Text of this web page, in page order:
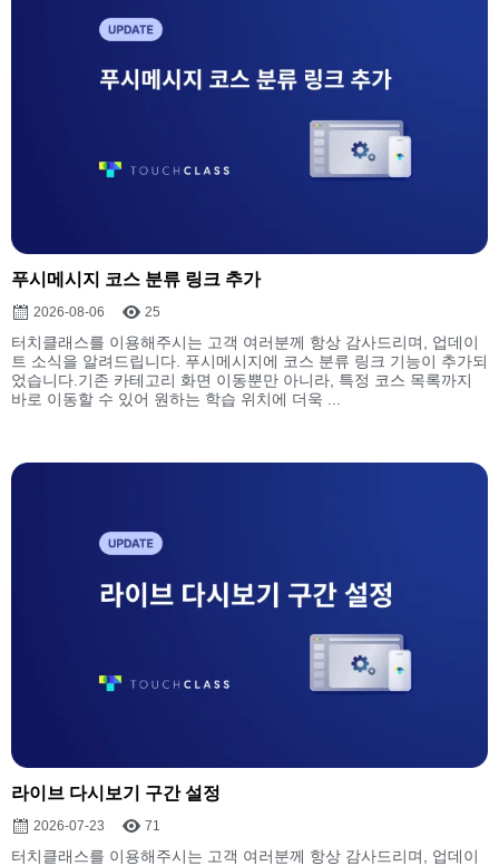
푸시메시지 코스 분류 링크 추가
2026-08-06 25
터치클래스를 이용해주시는 고객 여러분께 항상 감사드리며, 업데이
트 소식을 알려드립니다. 푸시메시지에 코스 분류 링크 기능이 추가되
었습니다.기존 카테고리 화면 이동뿐만 아니라, 특정 코스 목록까지
바로 이동할 수 있어 원하는 학습 위치에 더욱 ...
라이브 다시보기 구간 설정
2026-07-23 71
터치클래스를 이용해주시는 고객 여러분께 항상 감사드리며, 업데이